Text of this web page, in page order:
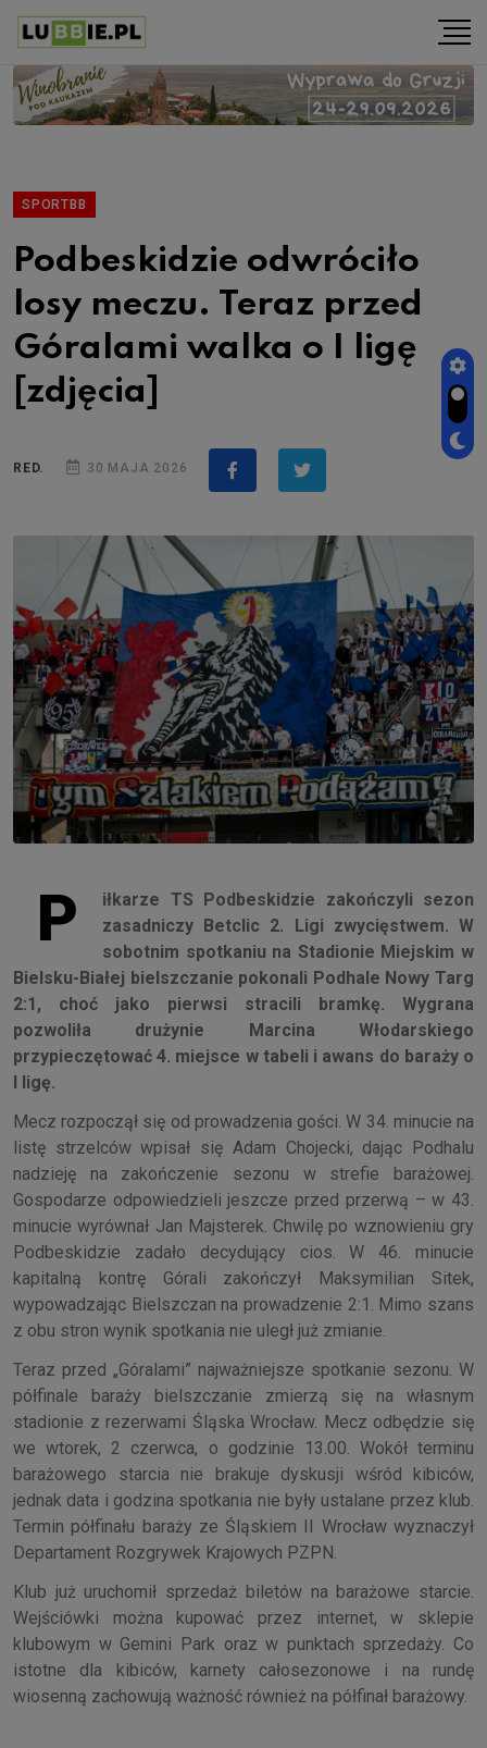
SPORTBB
Podbeskidzie odwróciło
losy meczu. Teraz przed
Góralami walka o I ligę
[zdjęcia]
RED. 30 MAJA 2026
P
iłkarze TS Podbeskidzie zakończyli sezon
zasadniczy Betclic 2. Ligi zwycięstwem. W
sobotnim spotkaniu na Stadionie Miejskim w
Bielsku-Białej bielszczanie pokonali Podhale Nowy Targ
2:1, choć jako pierwsi stracili bramkę. Wygrana
pozwoliła drużynie Marcina Włodarskiego
przypieczętować 4. miejsce w tabeli i awans do baraży o
I ligę.
Mecz rozpoczął się od prowadzenia gości. W 34. minucie na
listę strzelców wpisał się Adam Chojecki, dając Podhalu
nadzieję na zakończenie sezonu w strefie barażowej.
Gospodarze odpowiedzieli jeszcze przed przerwą – w 43.
minucie wyrównał Jan Majsterek. Chwilę po wznowieniu gry
Podbeskidzie zadało decydujący cios. W 46. minucie
kapitalną kontrę Górali zakończył Maksymilian Sitek,
wypowadzając Bielszczan na prowadzenie 2:1. Mimo szans
z obu stron wynik spotkania nie uległ już zmianie.
Teraz przed „Góralami” najważniejsze spotkanie sezonu. W
półfinale baraży bielszczanie zmierzą się na własnym
stadionie z rezerwami Śląska Wrocław. Mecz odbędzie się
we wtorek, 2 czerwca, o godzinie 13.00. Wokół terminu
barażowego starcia nie brakuje dyskusji wśród kibiców,
jednak data i godzina spotkania nie były ustalane przez klub.
Termin półfinału baraży ze Śląskiem II Wrocław wyznaczył
Departament Rozgrywek Krajowych PZPN.
Klub już uruchomił sprzedaż biletów na barażowe starcie.
Wejściówki można kupować przez internet, w sklepie
klubowym w Gemini Park oraz w punktach sprzedaży. Co
istotne dla kibiców, karnety całosezonowe i na rundę
wiosenną zachowują ważność również na półfinał barażowy.